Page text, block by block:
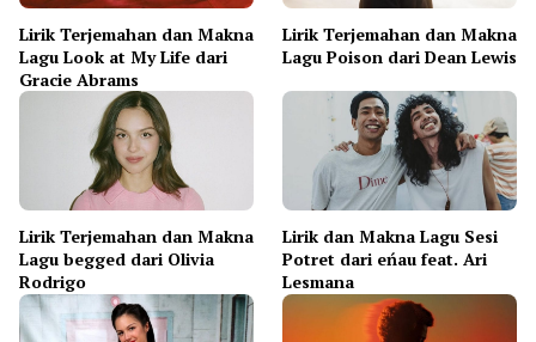
Lirik Terjemahan dan Makna
Lagu Look at My Life dari
Gracie Abrams
Lirik Terjemahan dan Makna
Lagu Poison dari Dean Lewis
Lirik Terjemahan dan Makna
Lagu begged dari Olivia
Rodrigo
Lirik dan Makna Lagu Sesi
Potret dari eńau feat. Ari
Lesmana